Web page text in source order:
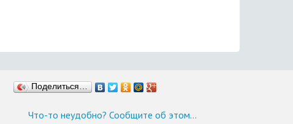
Поделиться…
Что-то неудобно? Сообщите об этом…